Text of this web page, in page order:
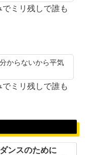
でミリ残しで誰も
からないから平気
でミリ残しで誰も
ンスのために